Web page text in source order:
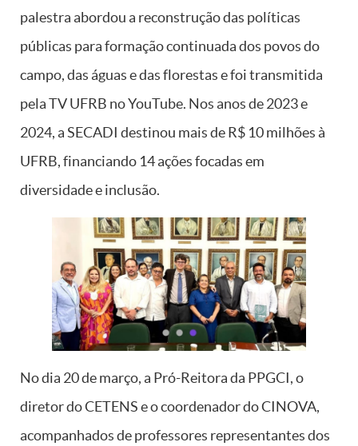
palestra abordou a reconstrução das políticas
públicas para formação continuada dos povos do
campo, das águas e das florestas e foi transmitida
pela TV UFRB no YouTube. Nos anos de 2023 e
2024, a SECADI destinou mais de R$ 10 milhões à
UFRB, financiando 14 ações focadas em
diversidade e inclusão.
No dia 20 de março, a Pró-Reitora da PPGCI, o
diretor do CETENS e o coordenador do CINOVA,
acompanhados de professores representantes dos